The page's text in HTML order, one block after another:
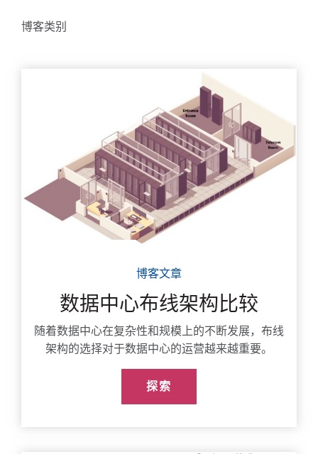
博客类别
博客文章
数据中心布线架构比较
随着数据中心在复杂性和规模上的不断发展，布线
架构的选择对于数据中心的运营越来越重要。
探索